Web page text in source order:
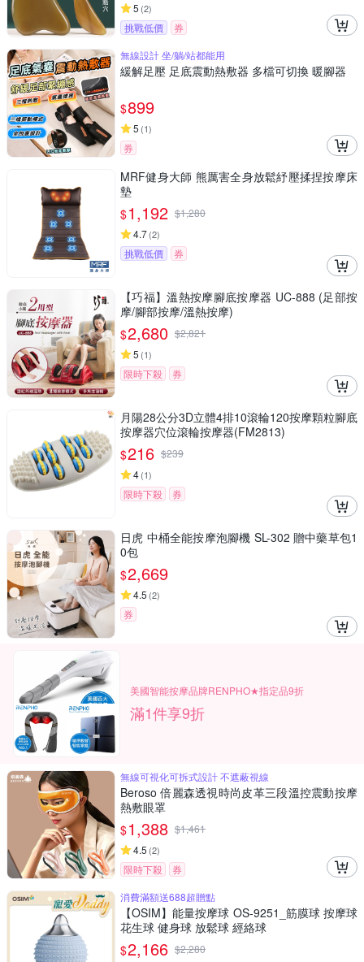
5 (2)
挑戰低價
券
無線設計 坐/躺/站都能用
緩解足壓 足底震動熱敷器 多檔可切換 暖腳器
$899
5 (1)
券
MRF健身大師 熊厲害全身放鬆紓壓揉捏按摩床
墊
$1,192 $1,280
4.7(2)
挑戰低價 券
【巧福】溫熱按摩腳底按摩器 UC-888 (足部按
摩/腳部按摩/溫熱按摩)
$2,680 $2,821
5 (1)
限時下殺 券
月陽28公分3D立體4排10滾輪120按摩顆粒腳底
按摩器穴位滾輪按摩器(FM2813)
$216 $239
4(1)
限時下殺 券
日虎 中桶全能按摩泡腳機 SL-302 贈中藥草包1
0包
$2,669
4.5 (2)
券
美國智能按摩品牌RENPHO★指定品9折
滿1件享9折
無線可視化可拆式設計 不遮蔽視線
Beroso 倍麗森透視時尚皮革三段溫控震動按摩
熱敷眼罩
$1,388 $1,461
4.5 (2)
限時下殺
券
消費滿額送688超贈點
【OSIM】能量按摩球 OS-9251_筋膜球 按摩球
花生球 健身球 放鬆球 經絡球
$2,166 $2,280